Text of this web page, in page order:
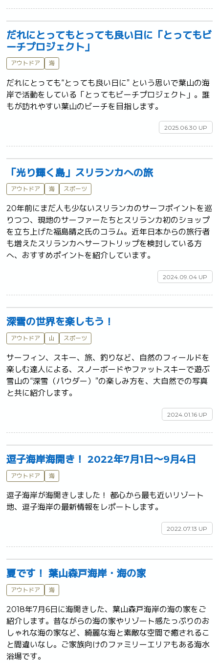
だれにとってもとっても良い日に「とってもビ
ーチプロジェクト」
アウトドア 海
だれにとっても“とっても良い日に” という思いで葉山の海
岸で活動をしている「とってもビーチプロジェクト」。誰
2025.06.30 UP
「光り輝く島」スリランカへの旅
アウトドア 海 スポーツ
20年前にまだ人も少ないスリランカのサーフポイントを巡
りつつ、現地のサーファーたちとスリランカ初のショップ
を立ち上げた福島晴之氏のコラム。近年日本からの旅行者
も増えたスリランカへサーフトリップを検討している方
2024.09.04 UP
深雪の世界を楽しもう！
アウトドア 山 スポーツ
サーフィン、スキー、旅、釣りなど、自然のフィールドを
楽しむ達人による、スノーボードやファットスキーで遊ぶ
雪山の“深雪（パウダー）”の楽しみ方を、大自然での写真
2024.01.16 UP
逗子海岸海開き！ 2022年7月1日〜9月4日
アウトドア 海
逗子海岸が海開きしました！ 都心から最も近いリゾート
2022.07.13 UP
夏です！ 葉山森戸海岸・海の家
アウトドア 海
2018年7月6日に海開きした、葉山森戸海岸の海の家をご
紹介します。昔ながらの海の家やリゾート感たっぷりのお
しゃれな海の家など、綺麗な海と素敵な空間で癒されるこ
と間違いなし。ご家族向けのファミリーエリアもある海水